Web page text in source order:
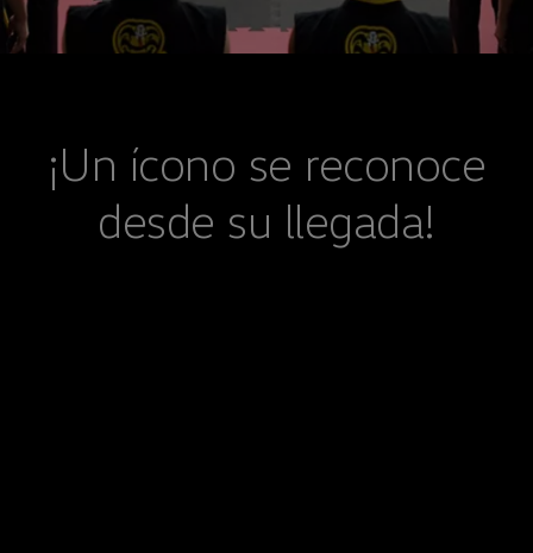
¡Un ícono se reconoce
desde su llegada!